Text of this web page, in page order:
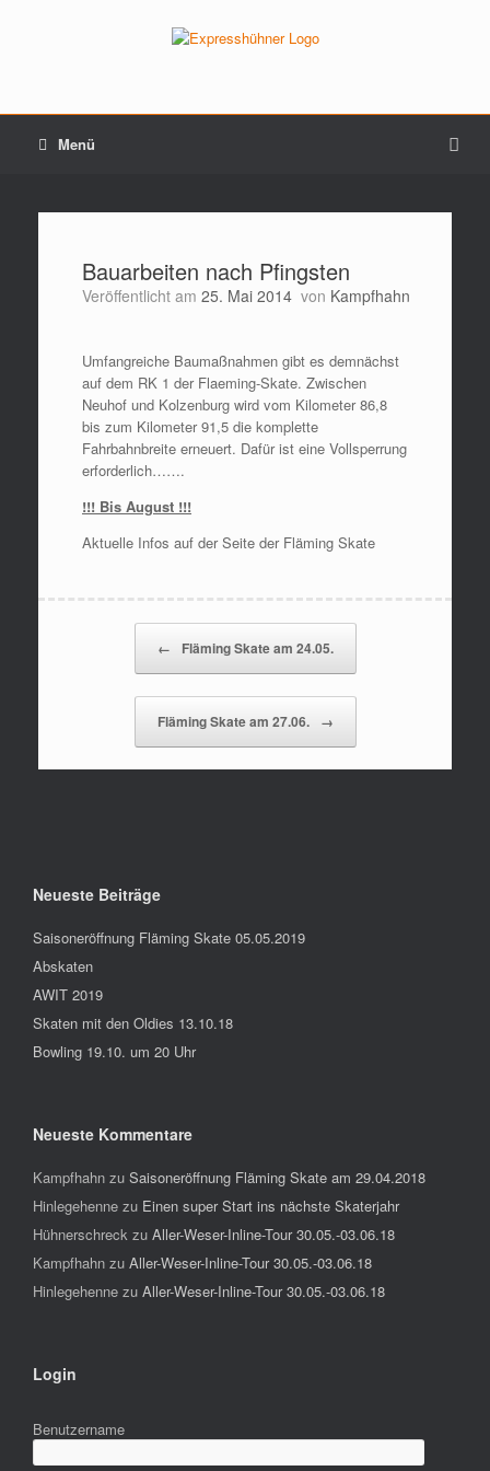
Menü
Bauarbeiten nach Pfingsten
Veröffentlicht am 25. Mai 2014 von Kampfhahn
Umfangreiche Baumaßnahmen gibt es demnächst
auf dem RK 1 der Flaeming-Skate. Zwischen
Neuhof und Kolzenburg wird vom Kilometer 86,8
bis zum Kilometer 91,5 die komplette
Fahrbahnbreite erneuert. Dafür ist eine Vollsperrung
erforderlich…….
!!! Bis August !!!
Aktuelle Infos auf der Seite der Fläming Skate
← Fläming Skate am 24.05.
Fläming Skate am 27.06. →
Neueste Beiträge
Saisoneröffnung Fläming Skate 05.05.2019
Abskaten
AWIT 2019
Skaten mit den Oldies 13.10.18
Bowling 19.10. um 20 Uhr
Neueste Kommentare
Kampfhahn zu Saisoneröffnung Fläming Skate am 29.04.2018
Hinlegehenne zu Einen super Start ins nächste Skaterjahr
Hühnerschreck zu Aller-Weser-Inline-Tour 30.05.-03.06.18
Kampfhahn zu Aller-Weser-Inline-Tour 30.05.-03.06.18
Hinlegehenne zu Aller-Weser-Inline-Tour 30.05.-03.06.18
Login
Benutzername